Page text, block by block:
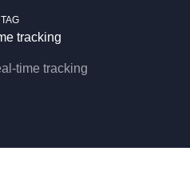
TAG
tracking
time tracking